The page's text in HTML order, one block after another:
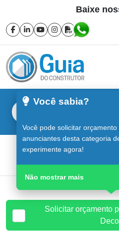
Baixe
Gesso -
Guia do Construtor Guia
Solicitar orçamento
Você sabia?
Você pode solicitar
anunciantes desta categoria
experimente agora!
Não mostrar mais